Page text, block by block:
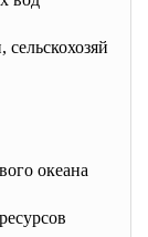
океана